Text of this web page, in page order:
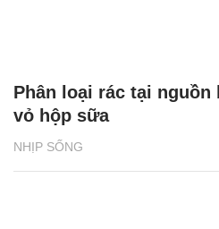
NHỊP SỐNG
Phân loại rác tại
vỏ hộp sữa